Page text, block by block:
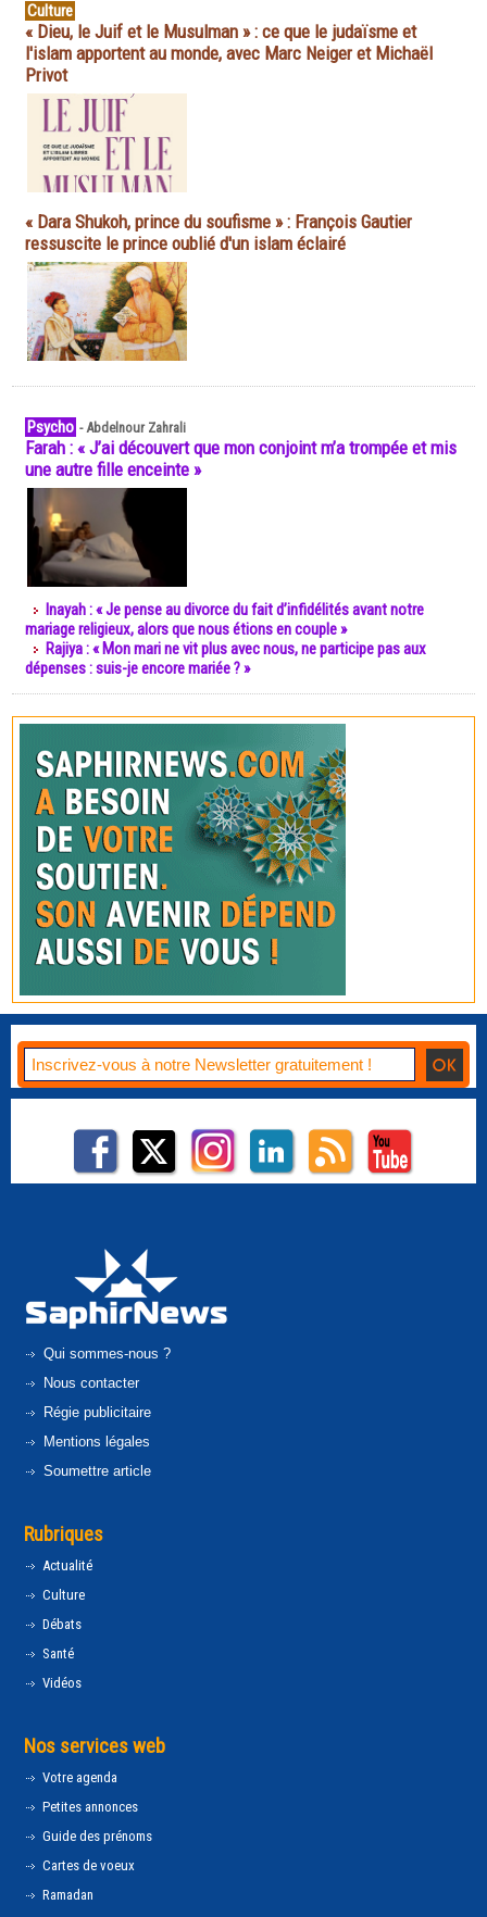
Culture
« Dieu, le Juif et le Musulman » : ce que le judaïsme et
l'islam apportent au monde, avec Marc Neiger et Michaël
Privot
« Dara Shukoh, prince du soufisme » : François Gautier
ressuscite le prince oublié d'un islam éclairé
Psycho -Abdelnour Zahrali
Farah : « J’ai découvert que mon conjoint m’a trompée et mis
une autre fille enceinte »
Inayah : « Je pense au divorce du fait d’infidélités avant notre
mariage religieux, alors que nous étions en couple »
Rajiya : « Mon mari ne vit plus avec nous, ne participe pas aux
dépenses : suis-je encore mariée ? »
Qui sommes-nous ?
Nous contacter
Régie publicitaire
Mentions légales
Soumettre article
Rubriques
Actualité
Culture
Débats
Santé
Vidéos
Nos services web
Votre agenda
Petites annonces
Guide des prénoms
Cartes de voeux
Ramadan